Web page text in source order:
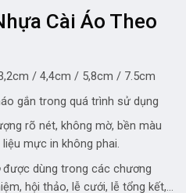
Cài Áo Theo
/ 4,4cm / 5,8cm / 7.5cm
gắn trong quá trình sử dụng
rõ nét, không mờ, bền màu
mực in không phai.
được dùng trong các chương
hội thảo, lễ cưới, lễ tổng kết,…